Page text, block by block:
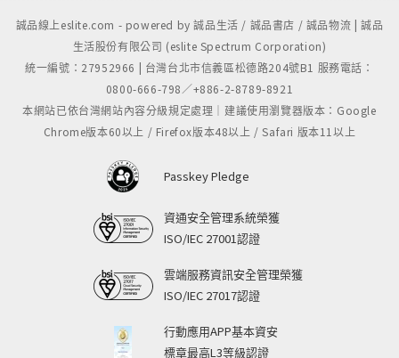
誠品線上eslite.com - powered by 誠品生活 / 誠品書店 / 誠品物流 | 誠品
生活股份有限公司 (eslite Spectrum Corporation)
統一編號：27952966 | 台灣台北市信義區松德路204號B1 服務電話：
0800-666-798／+886-2-8789-8921
本網站已依台灣網站內容分級規定處理｜建議使用瀏覽器版本：Google
Chrome版本60以上 / Firefox版本48以上 / Safari 版本11以上
Passkey Pledge
資通安全管理系統榮獲
ISO/IEC 27001認證
雲端服務資訊安全管理榮獲
ISO/IEC 27017認證
行動應用APP基本資安
標章最高L3等級認證